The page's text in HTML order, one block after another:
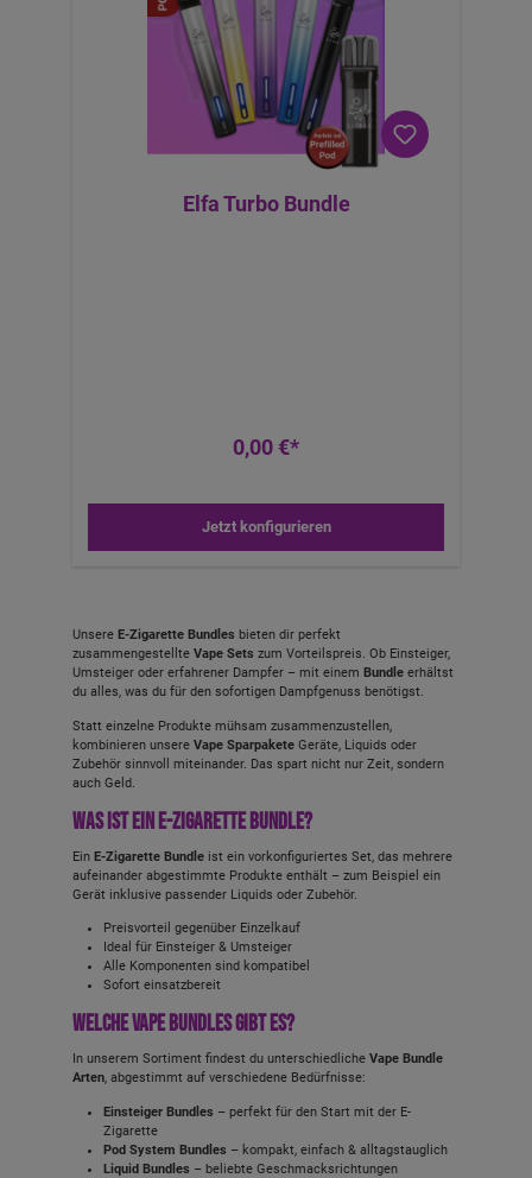
Elfa Turbo Bundle
0,00 €*
Jetzt konfigurieren
Unsere E-Zigarette Bundles bieten dir perfekt
zusammengestellte Vape Sets zum Vorteilspreis. Ob Einsteiger,
Umsteiger oder erfahrener Dampfer – mit einem Bundle erhältst
du alles, was du für den sofortigen Dampfgenuss benötigst.
Statt einzelne Produkte mühsam zusammenzustellen,
kombinieren unsere Vape Sparpakete Geräte, Liquids oder
Zubehör sinnvoll miteinander. Das spart nicht nur Zeit, sondern
auch Geld.
Was ist ein E-Zigarette Bundle?
Ein E-Zigarette Bundle ist ein vorkonfiguriertes Set, das mehrere
aufeinander abgestimmte Produkte enthält – zum Beispiel ein
Gerät inklusive passender Liquids oder Zubehör.
Preisvorteil gegenüber Einzelkauf
Ideal für Einsteiger & Umsteiger
Alle Komponenten sind kompatibel
Sofort einsatzbereit
Welche Vape Bundles gibt es?
In unserem Sortiment findest du unterschiedliche Vape Bundle
Arten, abgestimmt auf verschiedene Bedürfnisse:
Einsteiger Bundles – perfekt für den Start mit der E-
Zigarette
Pod System Bundles – kompakt, einfach & alltagstauglich
Liquid Bundles – beliebte Geschmacksrichtungen